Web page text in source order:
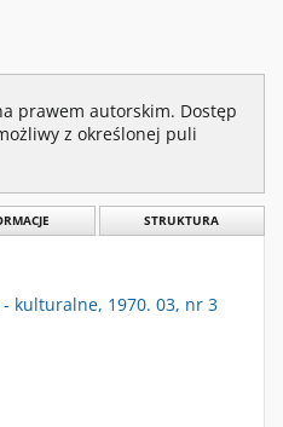
prawem autorskim. Dostęp
z określonej puli
STRUKTURA
kulturalne, 1970. 03, nr 3